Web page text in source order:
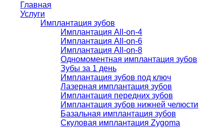
Главная
Услуги
Имплантация зубов
Имплантация All-on-4
Имплантация All-on-6
Имплантация All-on-8
Одномоментная имплантация зубов
Зубы за 1 день
Имплантация зубов под ключ
Лазерная имплантация зубов
Имплантация передних зубов
Имплантация зубов нижней челюсти
Базальная имплантация зубов
Скуловая имплантация Zygoma